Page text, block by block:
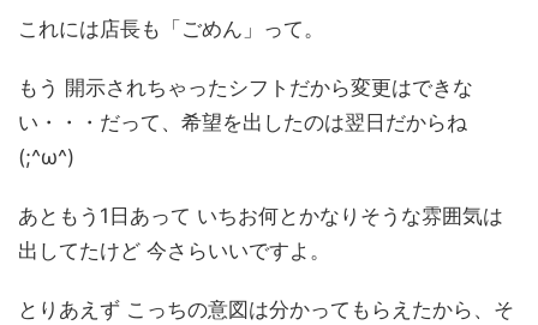
これには店長も「ごめん」って。
もう 開示されちゃったシフトだから変更はできな
い・・・だって、希望を出したのは翌日だからね
(;^ω^)
あともう1日あって いちお何とかなりそうな雰囲気は
出してたけど 今さらいいですよ。
とりあえず こっちの意図は分かってもらえたから、そ